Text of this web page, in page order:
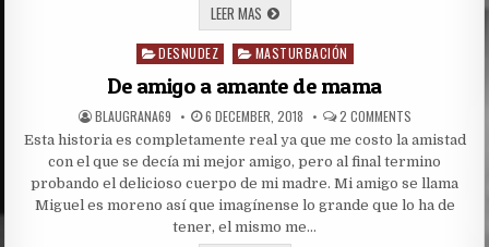
LEER MASHICE
EL
AMOR
CON
MI
MADRE
Posted
DESNUDEZ MASTURBACIÓN
De amigo a amante de mama
AUTHOR:
BLAUGRANA69 PUBLISHED
DATE:
6 DECEMBER, 2018 2 COMMENTSON
DE
AMIGO
AMANTE
DE
MAMA
Esta historia es completamente real ya que me costo la amistad
con el que se decía mi mejor amigo, pero al final termino
probando el delicioso cuerpo de mi madre. Mi amigo se llama
Miguel es moreno así que imagínense lo grande que lo ha de
tener, el mismo me…